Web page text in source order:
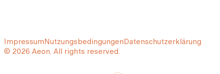
ImpressumNutzungsbedingungenDatenschutzerklärung
© 2026 Aeon. All rights reserved.